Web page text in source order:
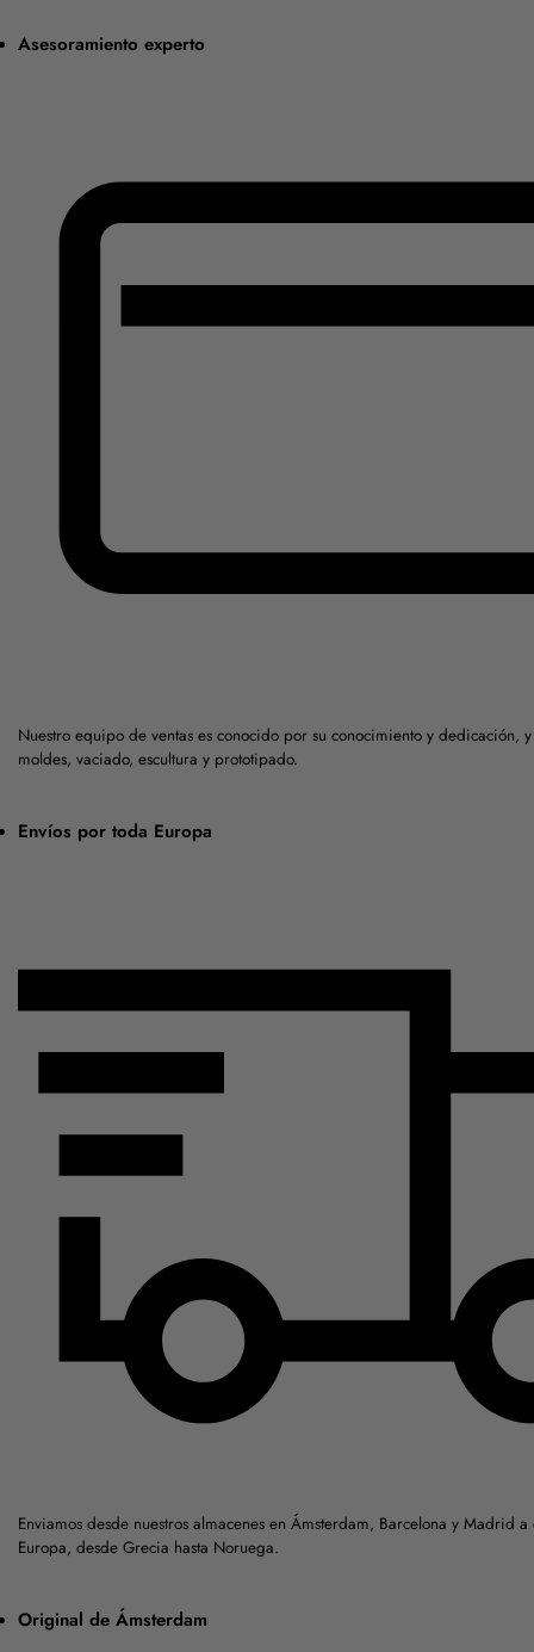
Asesoramiento experto
Nuestro equipo de ventas es conocido por su conocimiento y dedicación,
moldes, vaciado, escultura y prototipado.
Envíos por toda Europa
Enviamos desde nuestros almacenes en Ámsterdam, Barcelona y Madrid
Europa, desde Grecia hasta Noruega.
Original de Ámsterdam